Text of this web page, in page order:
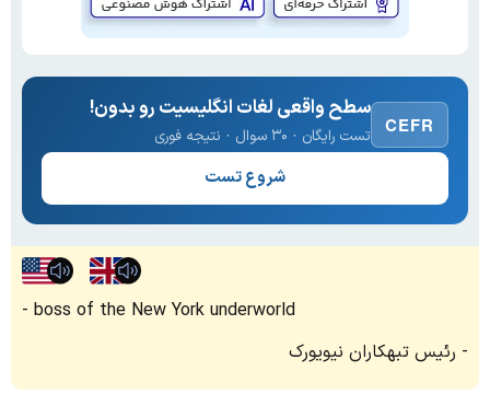
CEFR
سطح واقعی لغات انگلیسیت رو بدون!
تست رایگان · ۳۰ سوال · نتیجه فوری
شروع تست
boss of the New York underworld
رئیس تبهکاران نیویورک